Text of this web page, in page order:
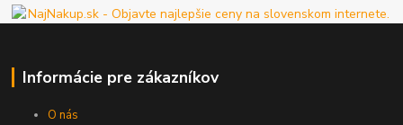
Informácie pre zákazníkov
O nás